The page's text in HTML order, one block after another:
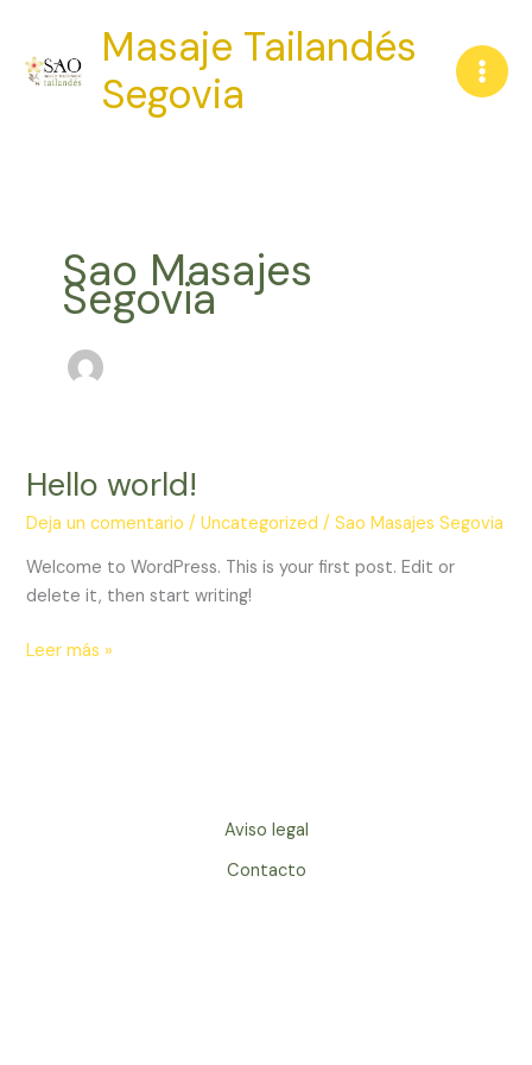
contenido
Masaje Tailandés
Segovia
Sao Masajes
Segovia
Hello world!
Deja un comentario /Uncategorized /Sao Masajes Segovia
Welcome to WordPress. This is your first post. Edit or
delete it, then start writing!
Hello
Leer más »
Aviso legal
Contacto